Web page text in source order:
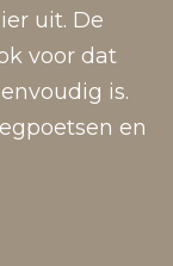
uit. De
voor dat
is.
en